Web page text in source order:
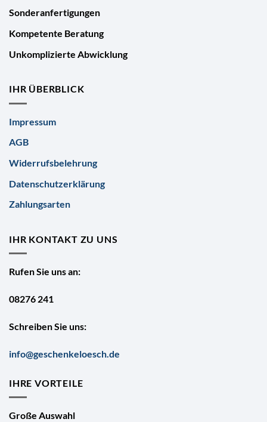
Sonderanfertigungen
Kompetente Beratung
Unkomplizierte Abwicklung
IHR ÜBERBLICK
Impressum
AGB
Widerrufsbelehrung
Datenschutzerklärung
Zahlungsarten
IHR KONTAKT ZU UNS
Rufen Sie uns an:
08276 241
Schreiben Sie uns:
info@geschenkeloesch.de
IHRE VORTEILE
Große Auswahl